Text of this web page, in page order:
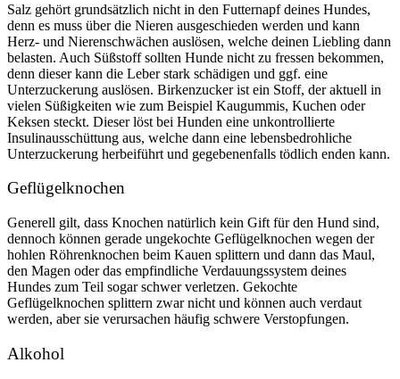
Salz gehört grundsätzlich nicht in den Futternapf deines Hundes,
denn es muss über die Nieren ausgeschieden werden und kann
Herz- und Nierenschwächen auslösen, welche deinen Liebling dann
belasten. Auch Süßstoff sollten Hunde nicht zu fressen bekommen,
denn dieser kann die Leber stark schädigen und ggf. eine
Unterzuckerung auslösen. Birkenzucker ist ein Stoff, der aktuell in
vielen Süßigkeiten wie zum Beispiel Kaugummis, Kuchen oder
Keksen steckt. Dieser löst bei Hunden eine unkontrollierte
Insulinausschüttung aus, welche dann eine lebensbedrohliche
Unterzuckerung herbeiführt und gegebenenfalls tödlich enden kann.
Geflügelknochen
Generell gilt, dass Knochen natürlich kein Gift für den Hund sind,
dennoch können gerade ungekochte Geflügelknochen wegen der
hohlen Röhrenknochen beim Kauen splittern und dann das Maul,
den Magen oder das empfindliche Verdauungssystem deines
Hundes zum Teil sogar schwer verletzen. Gekochte
Geflügelknochen splittern zwar nicht und können auch verdaut
werden, aber sie verursachen häufig schwere Verstopfungen.
Alkohol